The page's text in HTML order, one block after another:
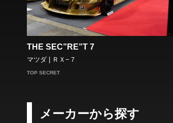
THE SEC”RE”T 7
マツダ | ＲＸ−７
TOP SECRET
メーカーから探す